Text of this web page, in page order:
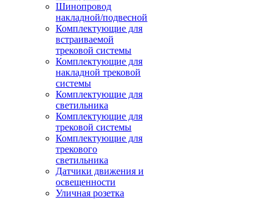
Шинопровод
накладной/подвесной
Комплектующие для
встраиваемой
трековой системы
Комплектующие для
накладной трековой
системы
Комплектующие для
светильника
Комплектующие для
трековой системы
Комплектующие для
трекового
светильника
Датчики движения и
освещенности
Уличная розетка